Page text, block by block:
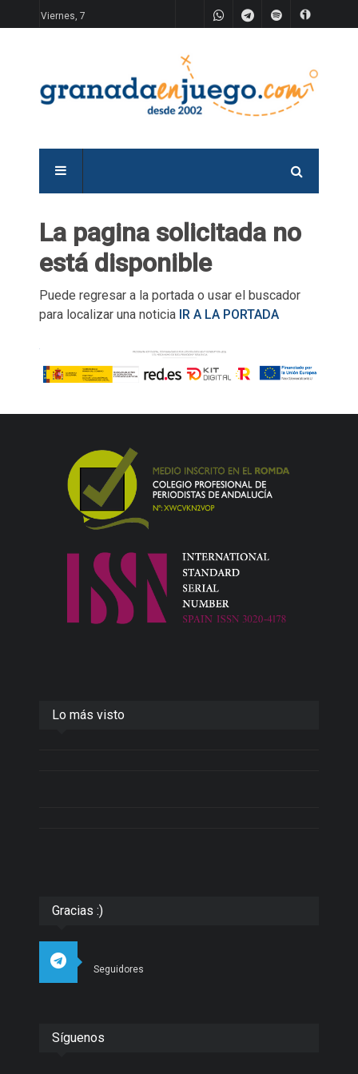
Viernes, 7
La pagina solicitada no
está disponible
Puede regresar a la portada o usar el buscador
para localizar una noticia IR A LA PORTADA
Lo más visto
Gracias :)
Seguidores
Síguenos